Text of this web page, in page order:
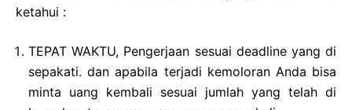
ketahui :
TEPAT WAKTU, Pengerjaan sesuai deadline yang di
sepakati. dan apabila terjadi kemoloran Anda bisa
minta uang kembali sesuai jumlah yang telah di